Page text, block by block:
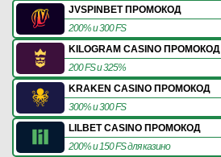
JVSPINBET ПРОМОКОД
200% и 300 FS
KILOGRAM CASINO ПРОМОКОД
200 FS и 325%
KRAKEN CASINO ПРОМОКОД
300% и 300 FS
LILBET CASINO ПРОМОКОД
200% и 150 FS для казино